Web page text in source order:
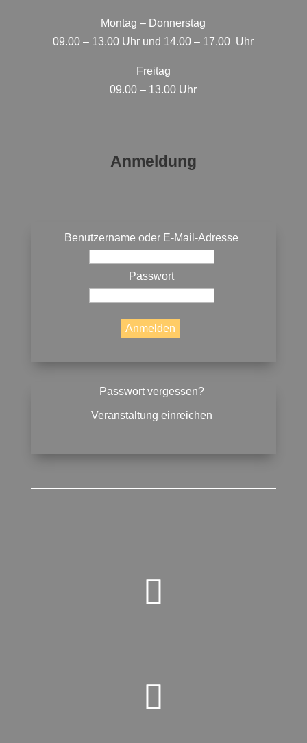
Montag – Donnerstag
09.00 – 13.00 Uhr und 14.00 – 17.00 Uhr
Freitag
09.00 – 13.00 Uhr
Anmeldung
Benutzername oder E-Mail-Adresse
Passwort
Passwort vergessen?
Veranstaltung einreichen